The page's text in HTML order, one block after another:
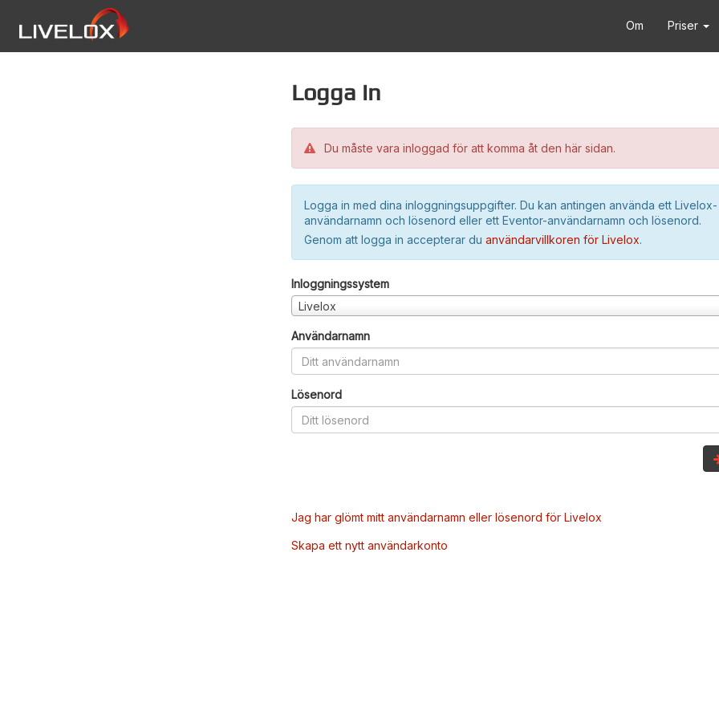
Om Priser
Logga in
Du måste vara inloggad för att komma åt den här sidan.
Logga in med dina inloggningsuppgifter. Du kan antingen använda ett Livelox-
användarnamn och lösenord eller ett Eventor-användarnamn och lösenord.
Genom att logga in accepterar du användarvillkoren för Livelox.
Inloggningssystem
Livelox
Användarnamn
Lösenord
Jag har glömt mitt användarnamn eller lösenord för Livelox
Skapa ett nytt användarkonto